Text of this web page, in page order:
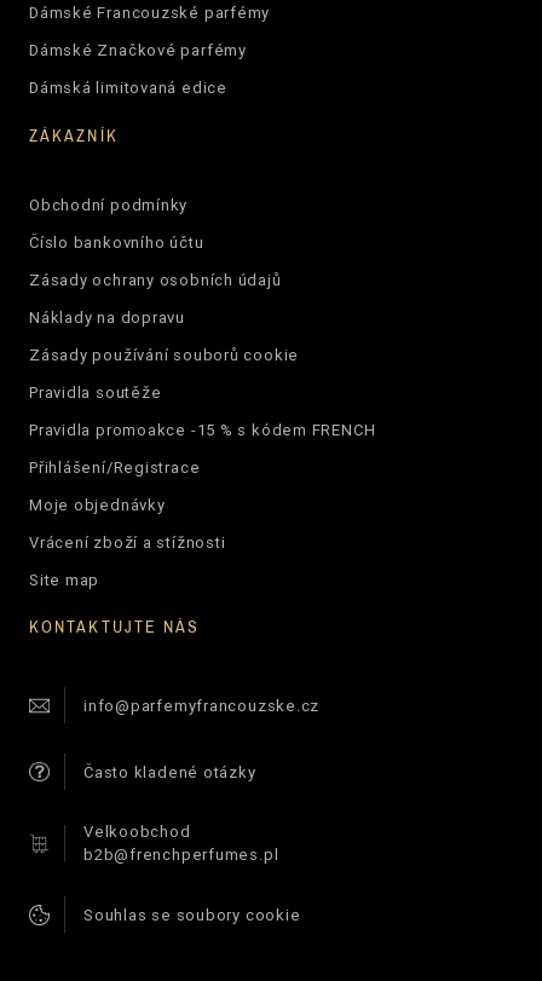
Dámské Francouzské parfémy
Dámské Značkové parfémy
Dámská limitovaná edice
ZÁKAZNÍK
Obchodní podmínky
Číslo bankovního účtu
Zásady ochrany osobních údajů
Náklady na dopravu
Zásady používání souborů cookie
Pravidla soutěže
Pravidla promoakce -15 % s kódem FRENCH
Přihlášení/Registrace
Moje objednávky
Vrácení zboží a stížnosti
Site map
KONTAKTUJTE NÁS
info@parfemyfrancouzske.cz
Často kladené otázky
Velkoobchod
b2b@frenchperfumes.pl
Souhlas se soubory cookie